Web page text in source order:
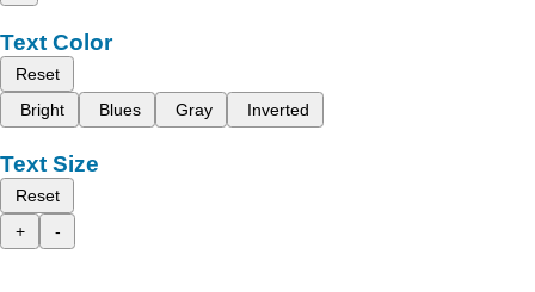
Text Color
Reset
Bright
Blues Gray Inverted
Text Size
Reset
+
-